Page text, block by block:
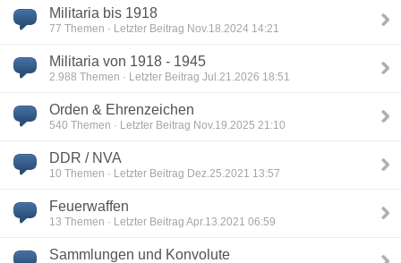
Militaria bis 1918
77 Themen · Letzter Beitrag Nov.18.2024 14:21
Militaria von 1918 - 1945
2.988 Themen · Letzter Beitrag Jul.21.2026 18:51
Orden & Ehrenzeichen
540 Themen · Letzter Beitrag Nov.19.2025 21:10
DDR / NVA
10 Themen · Letzter Beitrag Dez.25.2021 13:57
Feuerwaffen
13 Themen · Letzter Beitrag Apr.13.2021 06:59
Sammlungen und Konvolute